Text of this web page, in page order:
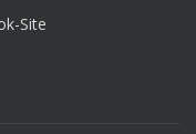
Site